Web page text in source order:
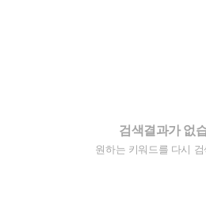
검색결과가 없
원하는 키워드를 다시